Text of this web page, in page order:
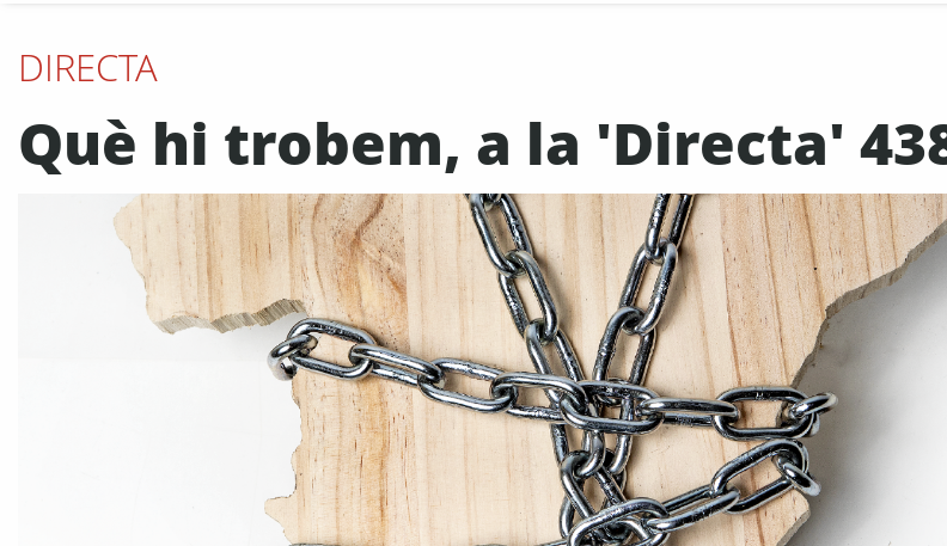
DIRECTA
Què hi trobem, a la 'Directa'